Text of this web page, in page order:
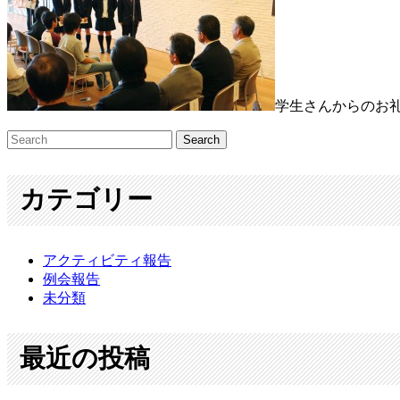
学生さんからのお
カテゴリー
アクティビティ報告
例会報告
未分類
最近の投稿